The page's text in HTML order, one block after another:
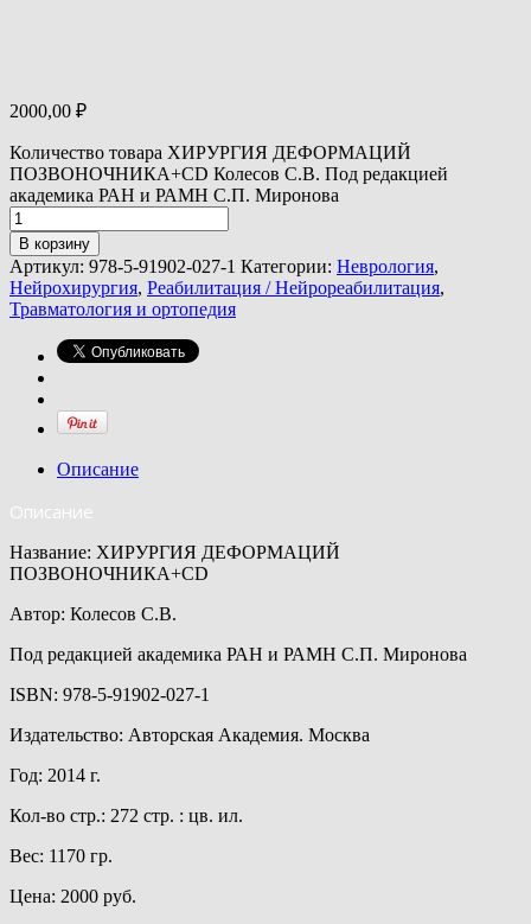
2000,00 ₽
Количество товара ХИРУРГИЯ ДЕФОРМАЦИЙ
ПОЗВОНОЧНИКА+CD Колесов С.В. Под редакцией
академика РАН и РАМН С.П. Миронова
В корзину
Артикул: 978-5-91902-027-1 Категории: Неврология,
Нейрохирургия, Реабилитация / Нейрореабилитация,
Травматология и ортопедия
Описание
Описание
Название: ХИРУРГИЯ ДЕФОРМАЦИЙ
ПОЗВОНОЧНИКА+CD
Автор: Колесов С.В.
Под редакцией академика РАН и РАМН С.П. Миронова
ISBN: 978-5-91902-027-1
Издательство: Авторская Академия. Москва
Год: 2014 г.
Кол-во стр.: 272 стр. : цв. ил.
Вес: 1170 гр.
Цена: 2000 руб.